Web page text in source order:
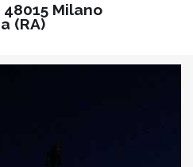
Milano
(RA)